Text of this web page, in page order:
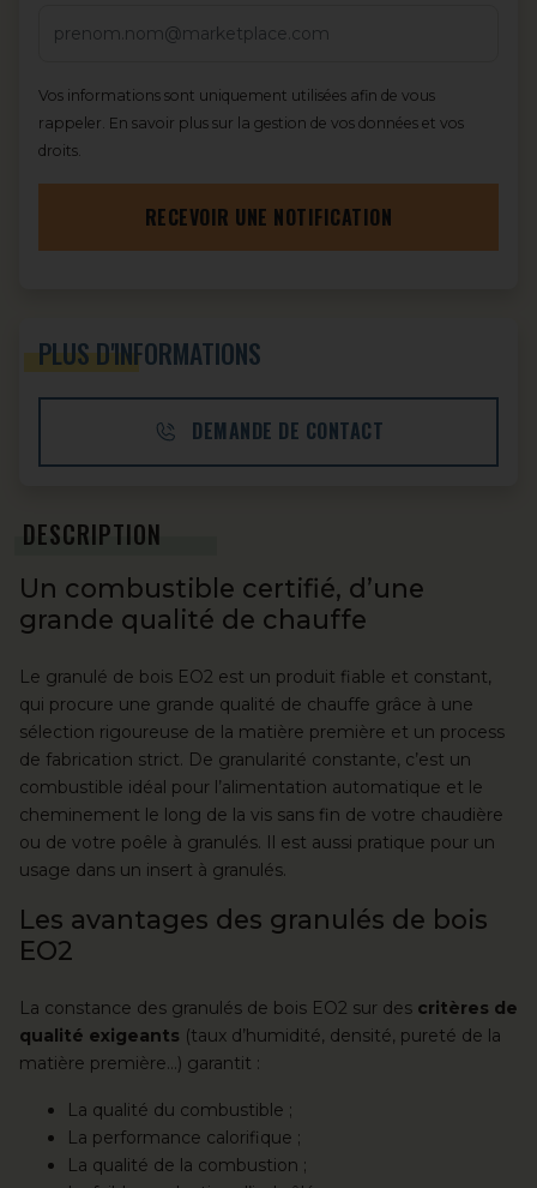
DESCRIPTION
Un combustible certifié, d’une
grande qualité de chauffe
Le granulé de bois EO2 est un produit fiable et constant,
qui procure une grande qualité de chauffe grâce à une
sélection rigoureuse de la matière première et un process
de fabrication strict. De granularité constante, c’est un
combustible idéal pour l’alimentation automatique et le
cheminement le long de la vis sans fin de votre chaudière
ou de votre poêle à granulés. Il est aussi pratique pour un
usage dans un insert à granulés.
Les avantages des granulés de bois
EO2
La constance des granulés de bois EO2 sur des critères de
qualité exigeants (taux d’humidité, densité, pureté de la
matière première…) garantit :
La qualité du combustible ;
La performance calorifique ;
La qualité de la combustion ;
Vos informations sont uniquement utilisées afin de vous
rappeler. En savoir plus sur la gestion de vos données et vos
droits.
RECEVOIR UNE NOTIFICATION
PLUS D'INFORMATIONS
DEMANDE DE CONTACT